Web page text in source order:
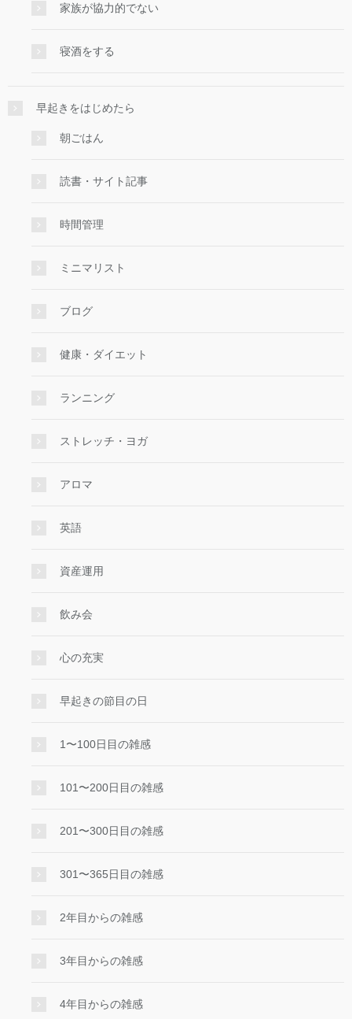
家族が協力的でない
寝酒をする
早起きをはじめたら
朝ごはん
読書・サイト記事
時間管理
ミニマリスト
ブログ
健康・ダイエット
ランニング
ストレッチ・ヨガ
アロマ
英語
資産運用
飲み会
心の充実
早起きの節目の日
1〜100日目の雑感
101〜200日目の雑感
201〜300日目の雑感
301〜365日目の雑感
2年目からの雑感
3年目からの雑感
4年目からの雑感